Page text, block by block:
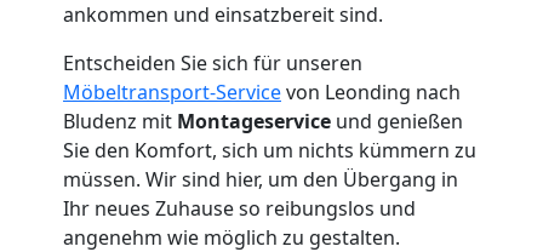
ankommen und einsatzbereit sind.
Entscheiden Sie sich für unseren
Möbeltransport-Servicevon Leonding nach
Bludenz mit Montageservice und genießen
Sie den Komfort, sich um nichts kümmern zu
müssen. Wir sind hier, um den Übergang in
Ihr neues Zuhause so reibungslos und
angenehm wie möglich zu gestalten.
Leonding
Umzug